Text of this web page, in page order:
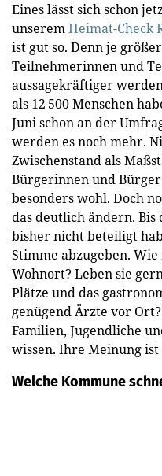
Eines lässt sich schon
unseremHeimat-Check
ist gut so. Denn je
Teilnehmerinnen und
aussagekräftiger
als 12 500 Menschen
Juni schon an der
werden es noch mehr.
Zwischenstand als
Bürgerinnen und
besonders wohl. Doch
das deutlich ändern.
bisher nicht beteiligt
Stimme abzugeben.
Wohnort? Leben sie
Plätze und das
genügend Ärzte vor
Familien, Jugendliche
wissen. Ihre Meinung
Welche Kommune